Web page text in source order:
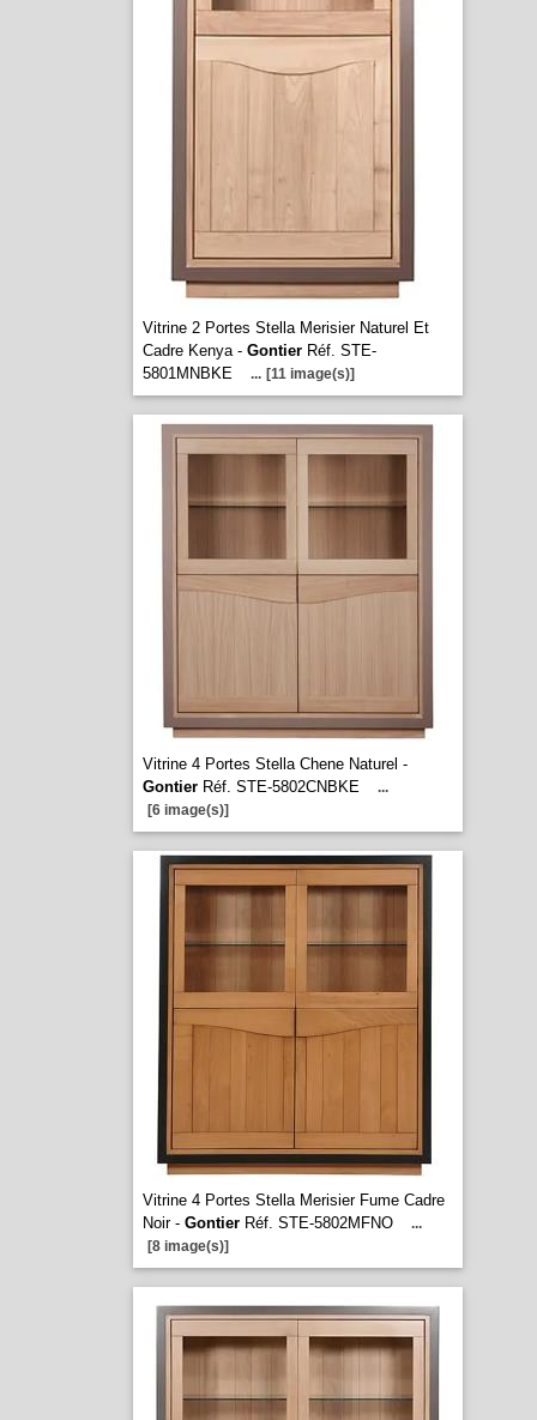
Vitrine 2 Portes Stella Merisier Naturel Et
Cadre Kenya - GontierRéf. STE-
5801MNBKE
... [11 image(s)]
Vitrine 4 Portes Stella Chene Naturel -
GontierRéf. STE-5802CNBKE
...
[6 image(s)]
Vitrine 4 Portes Stella Merisier Fume Cadre
Noir - GontierRéf. STE-5802MFNO
...
[8 image(s)]